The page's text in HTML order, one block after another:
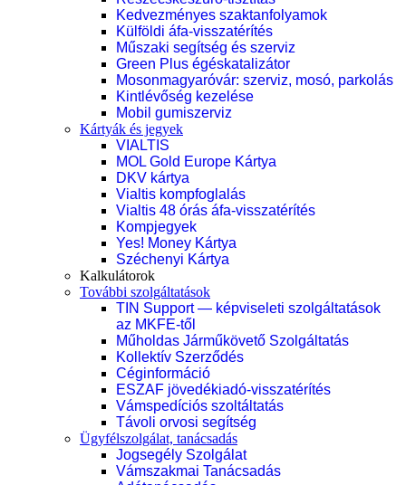
Kedvezményes szaktanfolyamok
Külföldi áfa-visszatérítés
Műszaki segítség és szerviz
Green Plus égéskatalizátor
Mosonmagyaróvár: szerviz, mosó, parkolás
Kintlévőség kezelése
Mobil gumiszerviz
Kártyák és jegyek
VIALTIS
MOL Gold Europe Kártya
DKV kártya
Vialtis kompfoglalás
Vialtis 48 órás áfa-visszatérítés
Kompjegyek
Yes! Money Kártya
Széchenyi Kártya
Kalkulátorok
További szolgáltatások
TIN Support — képviseleti szolgáltatások
az MKFE-től
Műholdas Járműkövető Szolgáltatás
Kollektív Szerződés
Céginformáció
ESZAF jövedékiadó-visszatérítés
Vámspedíciós szoltáltatás
Távoli orvosi segítség
Ügyfélszolgálat, tanácsadás
Jogsegély Szolgálat
Vámszakmai Tanácsadás